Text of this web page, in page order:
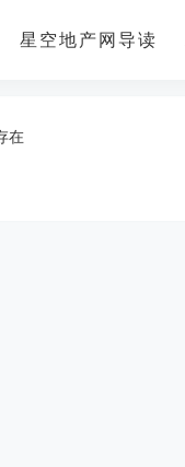
星空地产网导读
在